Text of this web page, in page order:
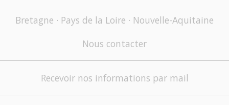
Bretagne · Pays de la Loire · Nouvelle-Aquitaine
Nous contacter
Recevoir nos informations par mail